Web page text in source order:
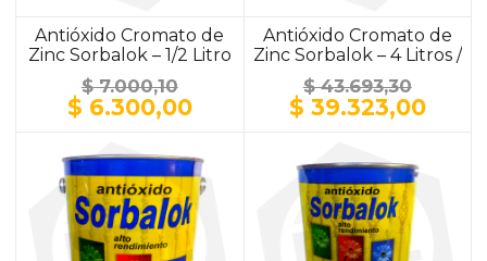
Antióxido Cromato de
Zinc Sorbalok – 1/2 Litro
/ ALUMINIO
$7.000,10
El
precio
original
era:
$ 7.000,10.
$ 6.300,00El
es:
$ 6.300,00.
Antióxido Cromato de
Zinc Sorbalok – 4 Litros /
ALUMINIO
$43.693,30
El
precio
era:
$ 43.693,30.
$ 39.323,00El